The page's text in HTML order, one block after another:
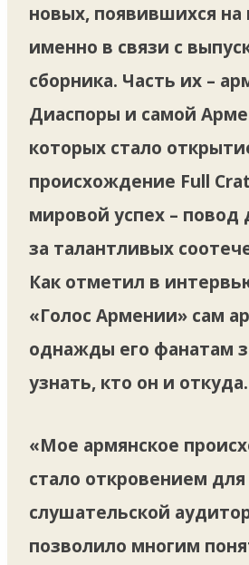
новых, появившихся на
именно в связи с
сборника. Часть их –
Диаспоры и самой
которых стало
происхождение Full
мировой успех – повод
за талантливых
Как отметил в
«Голос Армении» сам
однажды его фанатам
узнать, кто он и откуда.
«Мое армянское
стало откровением для
слушательской
позволило многим